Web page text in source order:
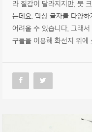
라 질감이 달라지지만, 붓
는데요. 막상 글자를 다양
어려울 수 있습니다. 그래
구들을 이용해 화선지 위